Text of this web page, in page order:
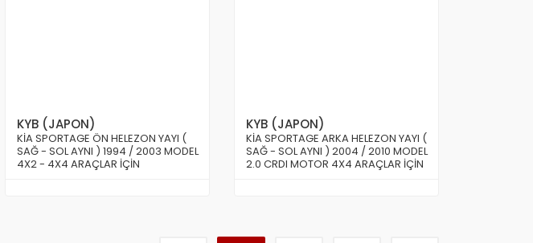
KYB (JAPON)
KİA SPORTAGE ÖN HELEZON YAYI (
SAĞ - SOL AYNI ) 1994 / 2003 MODEL
4X2 - 4X4 ARAÇLAR İÇİN
KYB (JAPON)
KİA SPORTAGE ARKA HELEZON YAYI (
SAĞ - SOL AYNI ) 2004 / 2010 MODEL
2.0 CRDI MOTOR 4X4 ARAÇLAR İÇİN